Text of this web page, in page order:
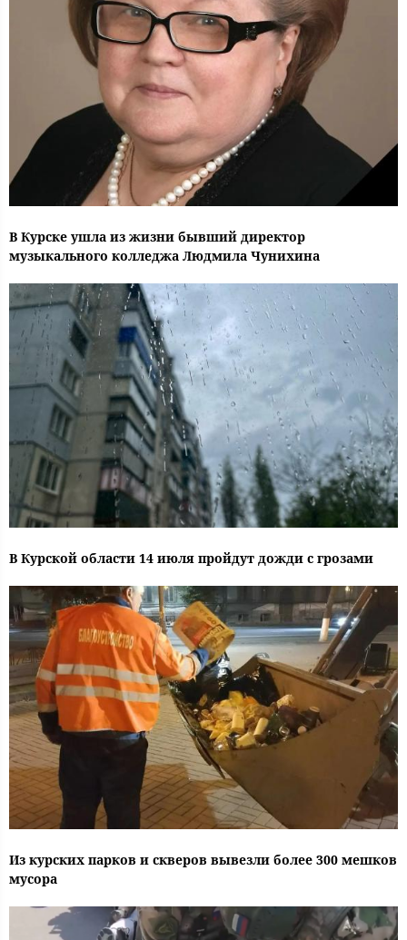
В Курске ушла из жизни бывший директор
музыкального колледжа Людмила Чунихина
В Курской области 14 июля пройдут дожди с грозами
Из курских парков и скверов вывезли более 300 мешков
мусора